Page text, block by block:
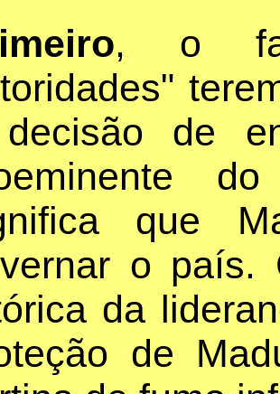
, o
de
que
o país.
da
de